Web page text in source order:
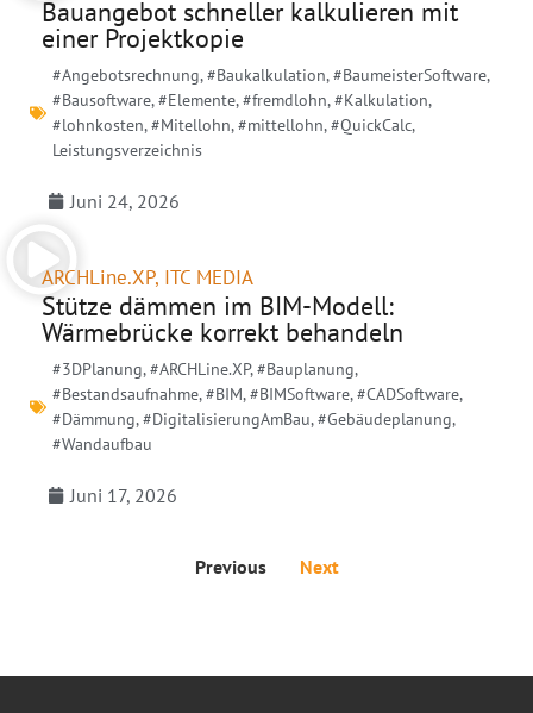
Bauangebot schneller kalkulieren mit
einer Projektkopie
#Angebotsrechnung,#Baukalkulation,#BaumeisterSoftware,
#Bausoftware,#Elemente,#fremdlohn,#Kalkulation,
#lohnkosten,#Mitellohn,#mittellohn,#QuickCalc,
Leistungsverzeichnis
Juni 24, 2026
ARCHLine.XP, ITC MEDIA
Stütze dämmen im BIM-Modell:
Wärmebrücke korrekt behandeln
#3DPlanung,#ARCHLine.XP,#Bauplanung,
#Bestandsaufnahme,#BIM,#BIMSoftware,#CADSoftware,
#Dämmung,#DigitalisierungAmBau,#Gebäudeplanung,
#Wandaufbau
Juni 17, 2026
Previous Next